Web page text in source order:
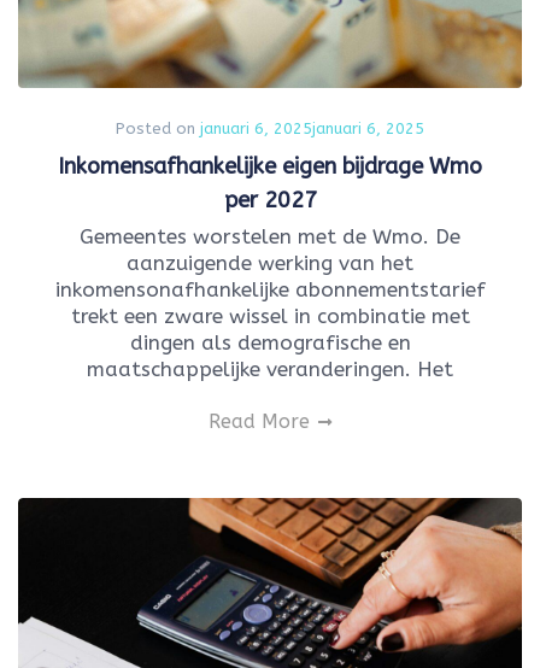
Posted on januari 6, 2025januari 6, 2025
Inkomensafhankelijke eigen bijdrage Wmo
per 2027
Gemeentes worstelen met de Wmo. De
aanzuigende werking van het
inkomensonafhankelijke abonnementstarief
trekt een zware wissel in combinatie met
dingen als demografische en
maatschappelijke veranderingen. Het
Read More